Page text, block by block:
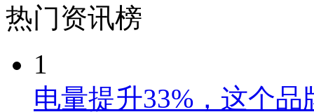
热门资讯榜
1
电量提升33%，这个